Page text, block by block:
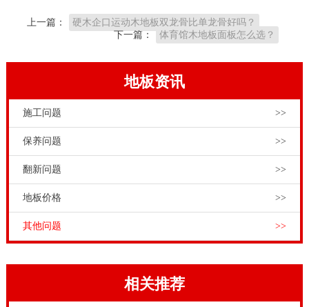
上一篇：
硬木企口运动木地板双龙骨比单龙骨好吗？
下一篇：
体育馆木地板面板怎么选？
地板资讯
施工问题 >>
保养问题 >>
翻新问题 >>
地板价格 >>
其他问题 >>
相关推荐